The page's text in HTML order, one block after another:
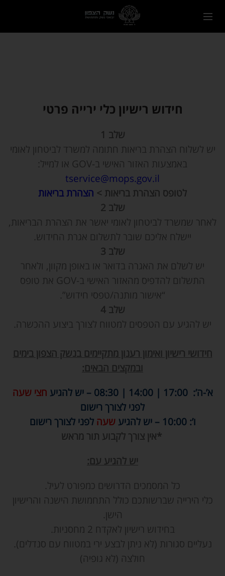
חידוש רישיון כלי ירייה פרטי
שלב 1
יש לשלוח הצהרת בריאות חתומה למשרד לביטחון לאומי
באמצעות האזור האישי ב-GOV או למייל:
tservice@mops.gov.il
לטופס הצהרת בריאות > הצהרת בריאות
שלב 2
לאחר שמשרד לביטחון לאומי יאשר את הצהרת הבריאות,
יישלח אליכם שובר לתשלום אגרת החידוש.
שלב 3
יש לשלם את האגרה בדואר או באופן מקוון, ולאחר
התשלום להדפיס מהאזור האישי ב-GOV את טופס
“אישור מותנה/טפסי חידוש”.
שלב 4
יש להגיע עם הטפסים למטווח לצורך ביצוע ההכשרה.
חידושי רישיון ואימון רענון מתקיימים בנשק הצפוןבימים
ובמקצים הבאים:
א’-ה’: 17:00 | 14:00 | 08:30 – יש להגיע
חצי שעה
לפני לצורך רישום
ו’: 10:00 – יש להגיע
שעה לפני לצורך רישום
*אין צורך לקבוע תור מראש
יש להגיע עם:
כל המסמכים הדרושים כמפורט לעיל.
כלי הירייה שברשותכם כולל התחמושת הישנה והרישיון
הישן.
בחידוש רישיון לאקדח 2 מחסניות.
נעליים סגורות (לא ניתן לבצע ירי במטווח עם סנדלים).
חולצה (לא גופיה)